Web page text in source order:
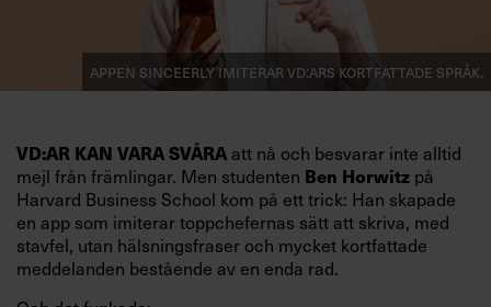
Appen Sinceerly imiterar vd:ars kortfattade språk.
VD:AR KAN VARA SVÅRAatt nå och besvarar inte alltid
mejl från främlingar. Men studenten Ben Horwitz på
Harvard Business School kom på ett trick: Han skapade
en app som imiterar toppchefernas sätt att skriva, med
stavfel, utan hälsningsfraser och mycket kortfattade
meddelanden bestående av en enda rad.